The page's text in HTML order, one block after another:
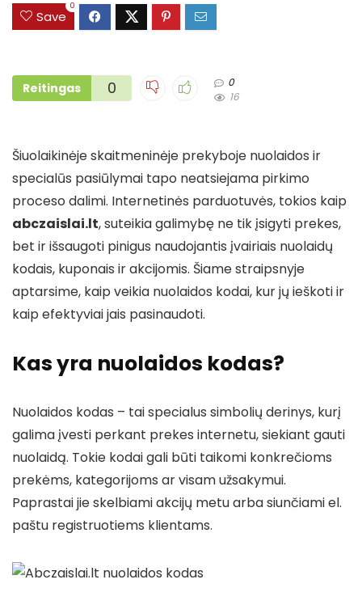
Save
0
Reitingas 0
0
16
Šiuolaikinėje skaitmeninėje prekyboje nuolaidos ir
specialūs pasiūlymai tapo neatsiejama pirkimo
proceso dalimi. Internetinės parduotuvės, tokios kaip
abczaislai.lt, suteikia galimybę ne tik įsigyti prekes,
bet ir išsaugoti pinigus naudojantis įvairiais nuolaidų
kodais, kuponais ir akcijomis. Šiame straipsnyje
aptarsime, kaip veikia nuolaidos kodai, kur jų ieškoti ir
kaip efektyviai jais pasinaudoti.
Kas yra nuolaidos kodas?
Nuolaidos kodas – tai specialus simbolių derinys, kurį
galima įvesti perkant prekes internetu, siekiant gauti
nuolaidą. Tokie kodai gali būti taikomi konkrečioms
prekėms, kategorijoms ar visam užsakymui.
Paprastai jie skelbiami akcijų metu arba siunčiami el.
paštu registruotiems klientams.